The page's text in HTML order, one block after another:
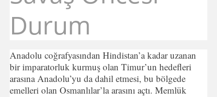
Durum
Anadolu coğrafyasından Hindistan’a kadar uzanan
bir imparatorluk kurmuş olan Timur’un hedefleri
arasına Anadolu’yu da dahil etmesi, bu bölgede
emelleri olan Osmanlılar’la arasını açtı. Memlük